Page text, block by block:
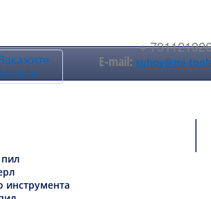
+
E-mail: suhov@mi-
инструмента